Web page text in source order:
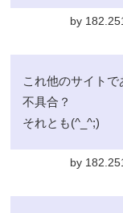
by
これ他のサイト
不具合？
それとも(^_^;)
by